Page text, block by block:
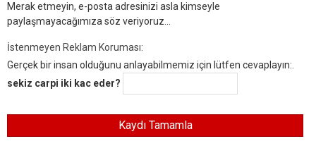
Merak etmeyin, e-posta adresinizi asla kimseyle
paylaşmayacağımıza söz veriyoruz...
İstenmeyen Reklam Koruması:
Gerçek bir insan olduğunu anlayabilmemiz için lütfen cevaplayın:.
sekiz carpi iki kac eder?